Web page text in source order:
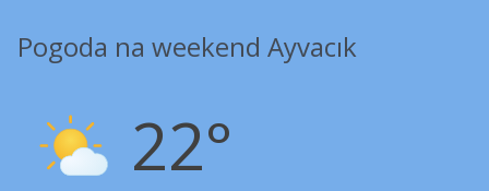
Pogoda na weekend Ayvacık
22°